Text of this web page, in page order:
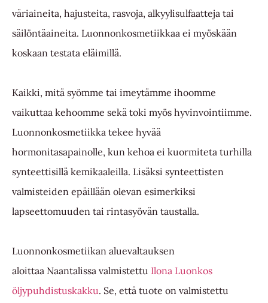
väriaineita, hajusteita, rasvoja, alkyylisulfaatteja tai
säilöntäaineita. Luonnonkosmetiikkaa ei myöskään
koskaan testata eläimillä.
Kaikki, mitä syömme tai imeytämme ihoomme
vaikuttaa kehoomme sekä toki myös hyvinvointiimme.
Luonnonkosmetiikka tekee hyvää
hormonitasapainolle, kun kehoa ei kuormiteta turhilla
synteettisillä kemikaaleilla. Lisäksi synteettisten
valmisteiden epäillään olevan esimerkiksi
lapseettomuuden tai rintasyövän taustalla.
Luonnonkosmetiikan aluevaltauksen
aloittaa Naantalissa valmistettu Ilona Luonkos
öljypuhdistuskakku. Se, että tuote on valmistettu